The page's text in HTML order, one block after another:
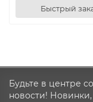
Быстрый
Будьте в центре
новости!